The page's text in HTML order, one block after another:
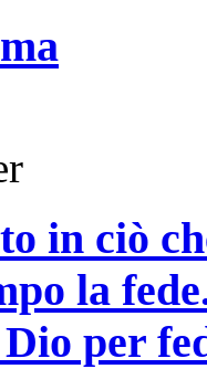
in ciò
la
per